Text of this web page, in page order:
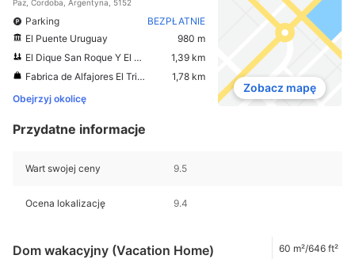
Paz, Cordoba, Argentyna, 5152
Parking
BEZPŁATNIE
El Puente Uruguay
980 m
El Dique San Roque Y El Embudo
1,39 km
Fabrica de Alfajores El Triangulo
1,78 km
Obejrzyj okolicę
Zobacz mapę
Przydatne informacje
Wart swojej ceny 9.5
Ocena lokalizację 9.4
Dom wakacyjny (Vacation Home) 60 m²/646 ft²